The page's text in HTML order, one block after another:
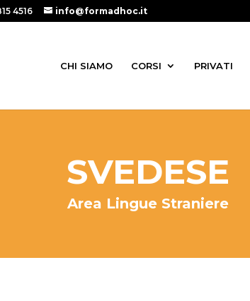
4516 info@formadhoc.it
CHI SIAMO CORSI PRIVATI
SVEDESE
Area Lingue Straniere